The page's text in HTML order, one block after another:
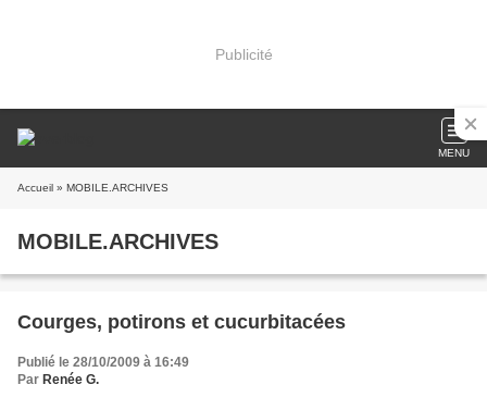
Publicité
MENU
Accueil » MOBILE.ARCHIVES
MOBILE.ARCHIVES
Courges, potirons et cucurbitacées
Publié le 28/10/2009 à 16:49
Par Renée G.